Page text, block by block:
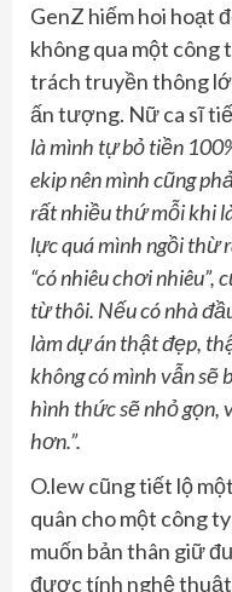
GenZ hiếm hoi hoạt
không qua một công
trách truyền thông
ấn tượng. Nữ ca sĩ
là mình tự bỏ tiền
ekip nên mình cũng
rất nhiều thứ mỗi khi
lực quá mình ngồi thừ
“có nhiêu chơi
từ thôi. Nếu có nhà
làm dự án thật đẹp,
không có mình vẫn sẽ
hình thức sẽ nhỏ gọn,
hơn.”.
O.lew cũng tiết lộ
quân cho một công
muốn bản thân giữ
được tính nghệ